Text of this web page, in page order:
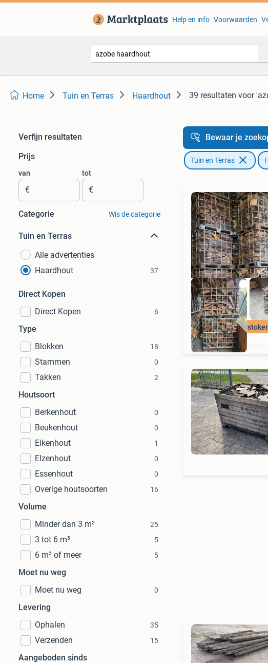
Help en info Voorwaarden
Home Tuin en Terras Haardhout 39 resultaten voor
Verfijn resultaten
Prijs
van
€
tot
€
Categorie Wis de categorie
Tuin en Terras
Alle advertenties
Haardhout
37
Direct Kopen
Direct Kopen
6
Type
Blokken
18
Stammen 0
Takken 2
Houtsoort
Berkenhout
0
Beukenhout 0
Eikenhout 1
Elzenhout 0
Essenhout 0
Overige houtsoorten 16
Volume
Minder dan 3 m³
25
3 tot 6 m³ 5
6 m³ of meer 5
Moet nu weg
Moet nu weg
0
Levering
Ophalen
35
Verzenden 15
Aangeboden sinds
Bewaar je
Tuin en Terras
Direct